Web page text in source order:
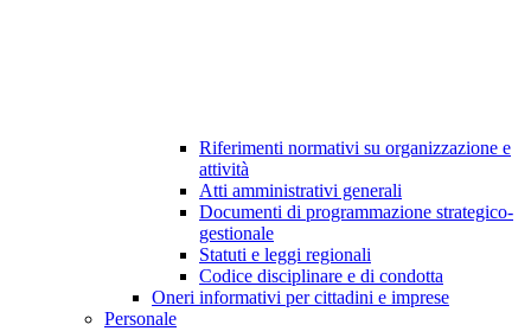
Riferimenti normativi su organizzazione e
attività
Atti amministrativi generali
Documenti di programmazione strategico-
gestionale
Statuti e leggi regionali
Codice disciplinare e di condotta
Oneri informativi per cittadini e imprese
Personale